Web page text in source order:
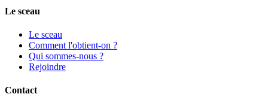
Le sceau
Le sceau
Comment l'obtient-on ?
Qui sommes-nous ?
Rejoindre
Contact